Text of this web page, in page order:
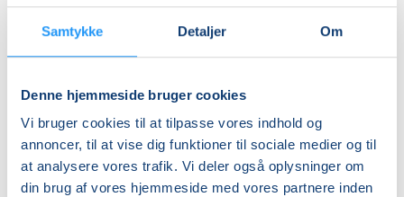
Samtykke Detaljer Om
Denne hjemmeside bruger cookies
Vi bruger cookies til at tilpasse vores indhold og
annoncer, til at vise dig funktioner til sociale medier og til
at analysere vores trafik. Vi deler også oplysninger om
din brug af vores hjemmeside med vores partnere inden
DKK 932,00
Studerende-KBH
Studerende-FRB
DKK 932,00
Unge (18-25 år)-KBH
DKK 912,00